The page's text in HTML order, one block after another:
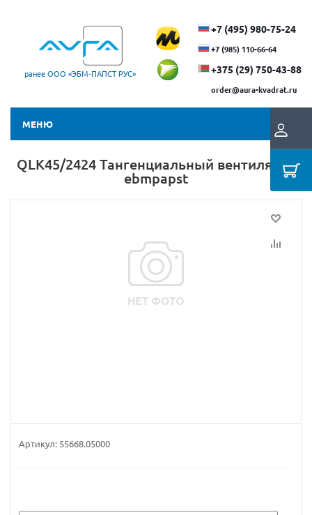
ранее ООО «ЭБМ‑ПАПСТ РУС»
+7 (495) 980-75-24
+7 (985) 110-66-64
+375 (29) ​750-43-88
order@aura-kvadrat.ru
МЕНЮ
QLK45/2424 Тангенциальный вентилятор
ebmpapst
Артикул: 55668.05000